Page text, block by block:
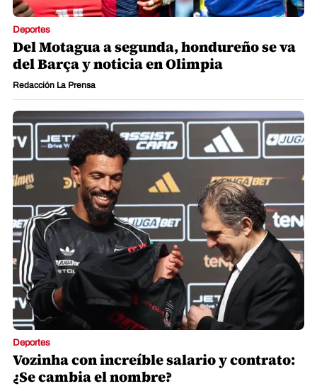
Deportes
Del Motagua a segunda, hondureño se va
del Barça y noticia en Olimpia
Redacción La Prensa
Deportes
Vozinha con increíble salario y contrato:
¿Se cambia el nombre?